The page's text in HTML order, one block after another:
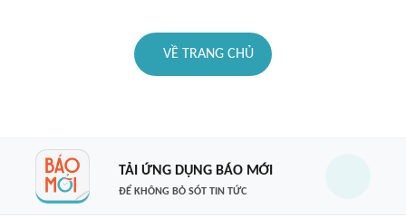
VỀ TRANG CHỦ
TẢI ỨNG DỤNG BÁO MỚI
ĐỂ KHÔNG BỎ SÓT TIN TỨC